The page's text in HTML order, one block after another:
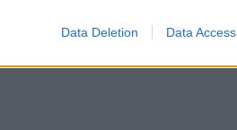
Data Deletion Data Access